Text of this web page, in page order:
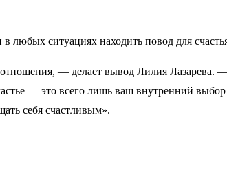
любых ситуациях находить повод для
— делает вывод Лилия Лазарева.
— это всего лишь ваш внутренний
себя счастливым».